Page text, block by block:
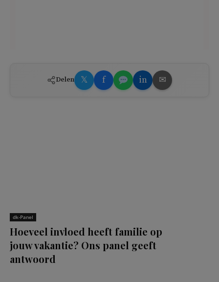
Delen 𝕏 f in ✉
dk-Panel
Hoeveel invloed heeft familie op
jouw vakantie? Ons panel geeft
antwoord